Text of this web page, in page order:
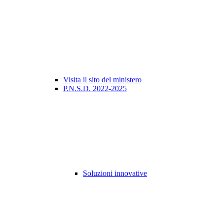
Visita il sito del ministero
P.N.S.D. 2022-2025
Soluzioni innovative